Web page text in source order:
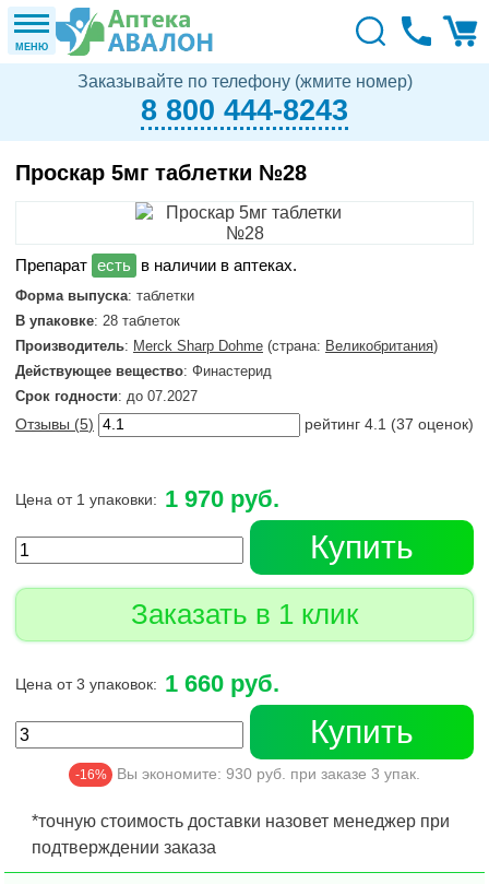
МЕНЮ
Заказывайте по телефону (жмите номер)
8 800 444-8243
Проскар 5мг таблетки №28
в наличии в аптеках.
Форма выпуска: таблетки
В упаковке: 28 таблеток
Производитель: Merck Sharp Dohme (страна: Великобритания)
Действующее вещество: Финастерид
Срок годности: до 07.2027
Отзывы (5) рейтинг 4.1 (37 оценок)
Цена от 1 упаковки: 1 970 руб.
Купить
Заказать в 1 клик
Цена от 3 упаковок: 1 660 руб.
Купить
-16% Вы экономите: 930 руб. при заказе 3 упак.
*точную стоимость доставки назовет менеджер при
подтверждении заказа